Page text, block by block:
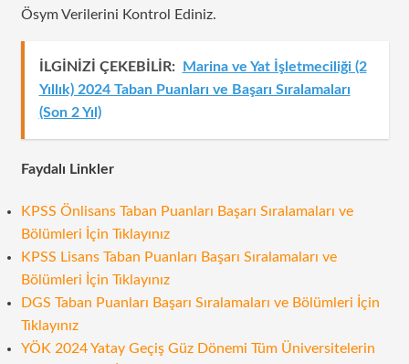
Ösym Verilerini Kontrol Ediniz.
İLGİNİZİ ÇEKEBİLİR:
Marina ve Yat İşletmeciliği (2
Yıllık) 2024 Taban Puanları ve Başarı Sıralamaları
(Son 2 Yıl)
Faydalı Linkler
KPSS Önlisans Taban Puanları Başarı Sıralamaları ve
Bölümleri İçin Tıklayınız
KPSS Lisans Taban Puanları Başarı Sıralamaları ve
Bölümleri İçin Tıklayınız
DGS Taban Puanları Başarı Sıralamaları ve Bölümleri İçin
Tıklayınız
YÖK 2024 Yatay Geçiş Güz Dönemi Tüm Üniversitelerin